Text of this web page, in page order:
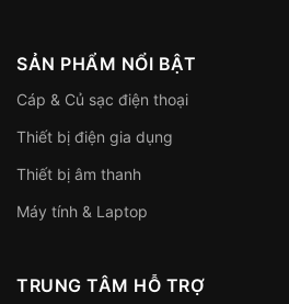
SẢN PHẨM NỔI BẬT
Cáp & Củ sạc điện thoại
Thiết bị điện gia dụng
Thiết bị âm thanh
Máy tính & Laptop
TRUNG TÂM HỖ TRỢ